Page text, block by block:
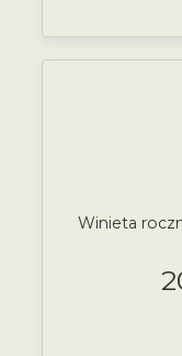
Winieta